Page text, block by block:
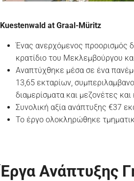
Kuestenwald at Graal-Müritz
Ένας ανερχόμενος προορισμός
κρατίδιο του Μεκλεμβούργου
Αναπτύχθηκε μέσα σε ένα
13,65 εκταρίων,
διαμερίσματα και μεζονέτες
Συνολική αξία ανάπτυξης €37
Το έργο ολοκληρώθηκε
Έργα Ανάπτυξης